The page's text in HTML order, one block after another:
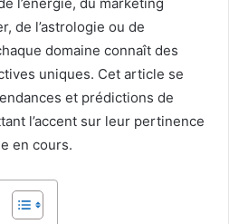
de l’astrologie ou de
domaine connaît des
uniques. Cet article se
et prédictions de
l’accent sur leur pertinence
en cours.